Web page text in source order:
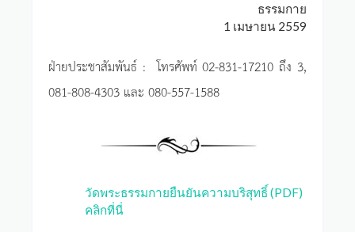
ธรรมกาย
1 เมษายน 2559
ฝ่ายประชาสัมพันธ์ : โทรศัพท์ 02-831-17210 ถึง 3,
081-808-4303 และ 080-557-1588
วัดพระธรรมกายยืนยันความบริสุทธิ์ (PDF)
คลิกที่นี่